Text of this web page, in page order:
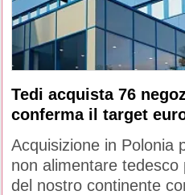
Tedi acquista 76
conferma il target
Acquisizione in Polonia
non alimentare tedesco
del nostro continente